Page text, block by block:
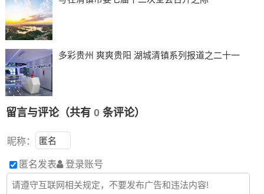
多彩贵州 爽爽贵阳 湖城清镇系列报道之二十一
留言与评论（共有 0条评论）
昵称：
匿名发表 登录账号